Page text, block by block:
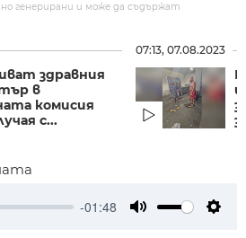
генерирани и може да съдържат
здравния
в
комисия
с...
07:13, 07.08.2023
-01:48